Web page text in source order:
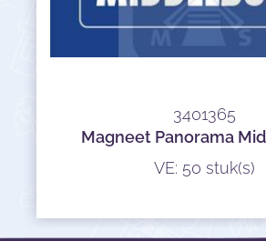
3401365
Magneet Panorama
VE: 50 stuk(s)